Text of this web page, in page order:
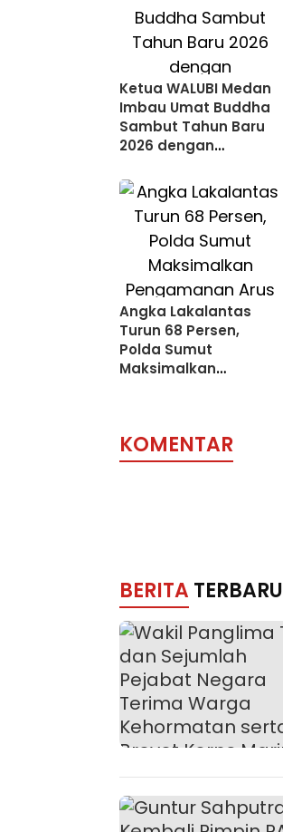
Ketua WALUBI Medan
Imbau Umat Buddha
Sambut Tahun Baru
2026 dengan
Angka Lakalantas
Turun 68 Persen,
Polda Sumut
Maksimalkan
KOMENTAR
BERITA TERBARU